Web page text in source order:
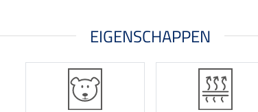
EIGENSCHAPPEN